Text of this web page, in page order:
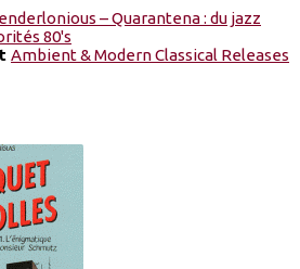
– Quarantena : du jazz
80's
Ambient & Modern Classical Releases